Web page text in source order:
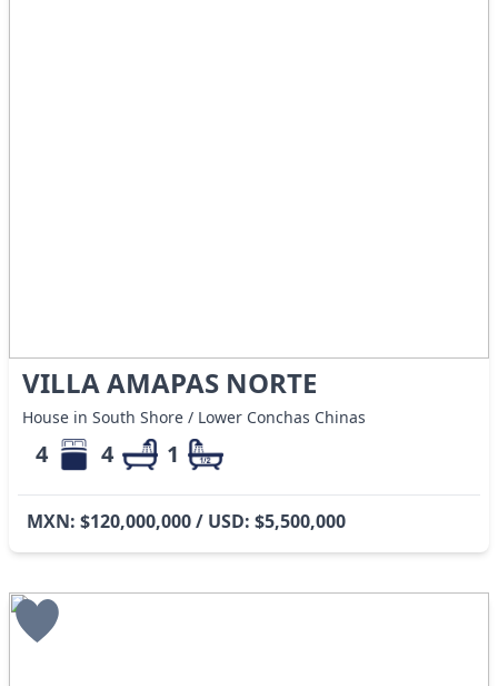
VILLA AMAPAS NORTE
House in South Shore / Lower Conchas Chinas
4 4 1
MXN: $120,000,000 / USD: $5,500,000